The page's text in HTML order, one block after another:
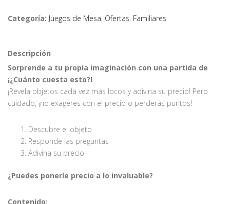
Categoría: Juegos de Mesa, Ofertas, Familiares
Descripción
Sorprende a tu propia imaginación con una partida de
¡¿Cuánto cuesta esto?!
¡Revela objetos cada vez más locos y adivina su precio! Pero
cuidado, ¡no exageres con el precio o perderás puntos!
Descubre el objeto
Responde las preguntas
Adivina su precio
¿Puedes ponerle precio a lo invaluable?
Contenido: